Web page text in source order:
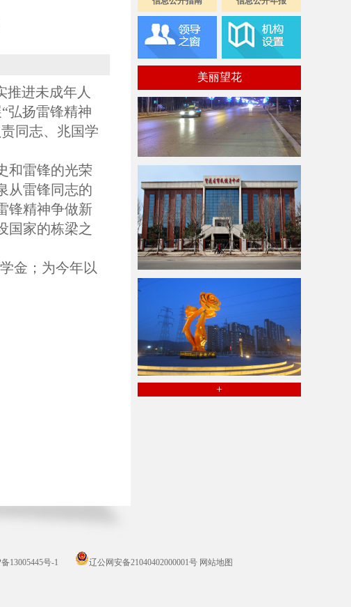
推进未成年人
弘扬雷锋精神
同志、兆国学
和雷锋的光荣
从雷锋同志的
锋精神争做新
国家的栋梁之
金；为今年以
美丽望花
+
13005445号-1 辽公网安备21040402000001号 网站地图